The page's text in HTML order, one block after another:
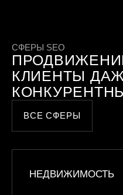
СФЕРЫ SEO
КЛИЕНТЫ
ВСЕ СФЕРЫ
НЕДВИЖИМОСТЬ